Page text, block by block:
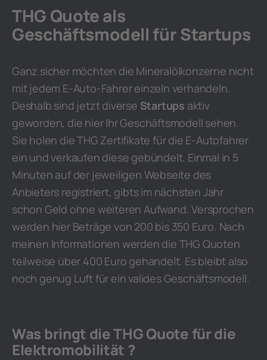
THG Quote als
Geschäftsmodell für Startups
Ganz sicher möchten die Mineralölkonzerne nicht
mit jedem E-Auto-Fahrer einzeln verhandeln.
Deshalb sind jetzt diverse Startups aktiv
geworden, die hier Ihr Geschäftsmodell sehen.
Sie holen die THG Zertifikate für die E-Autofahrer
ein und verkaufen diese gebündelt. Einmal in 5
Minuten auf der jeweiligen Webseite des
Anbieters registriert, gibts im nächsten Jahr
schon Geld ohne weiteren Aufwand. Versprochen
werden hier Beträge von 200 bis 350 Euro. Nach
meinen Informationen werden die THG Quoten
teilweise über 400 Euro gehandelt. Es bleibt also
noch genug Luft für ein valides Geschäftsmodell.
Was bringt die THG Quote für die
Elektromobilität ?